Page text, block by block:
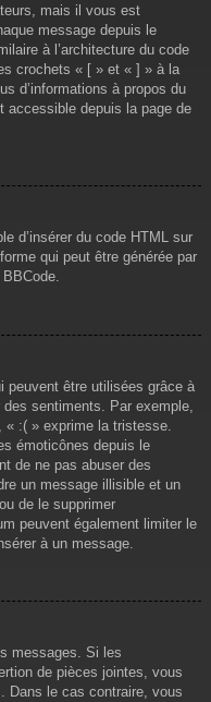
mais il vous est
message depuis le
à l’architecture du code
crochets « [ » et « ] » à la
d’informations à propos du
accessible depuis la page de
d’insérer du code HTML sur
qui peut être générée par
peuvent être utilisées grâce à
sentiments. Par exemple,
« :( » exprime la tristesse.
émoticônes depuis le
de ne pas abuser des
un message illisible et un
de le supprimer
peuvent également limiter le
à un message.
messages. Si les
de pièces jointes, vous
Dans le cas contraire, vous